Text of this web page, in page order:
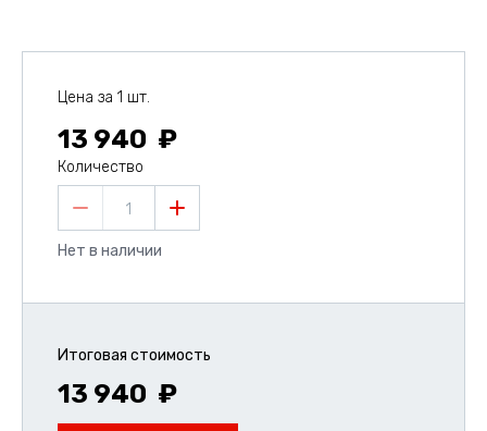
Цена за 1 шт.
13 940
Количество
1
Нет в наличии
Итоговая стоимость
13 940